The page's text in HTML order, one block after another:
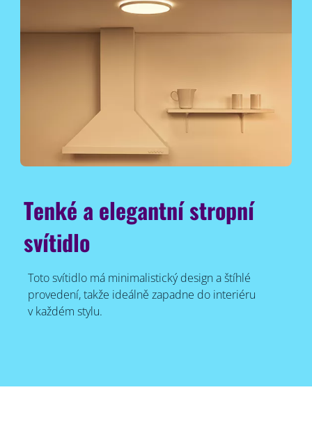
Tenké a elegantní stropní
svítidlo
Toto svítidlo má minimalistický design a štíhlé
provedení, takže ideálně zapadne do interiéru
v každém stylu.